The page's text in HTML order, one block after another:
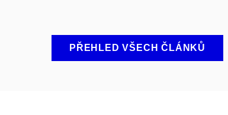
PŘEHLED VŠECH ČLÁNKŮ